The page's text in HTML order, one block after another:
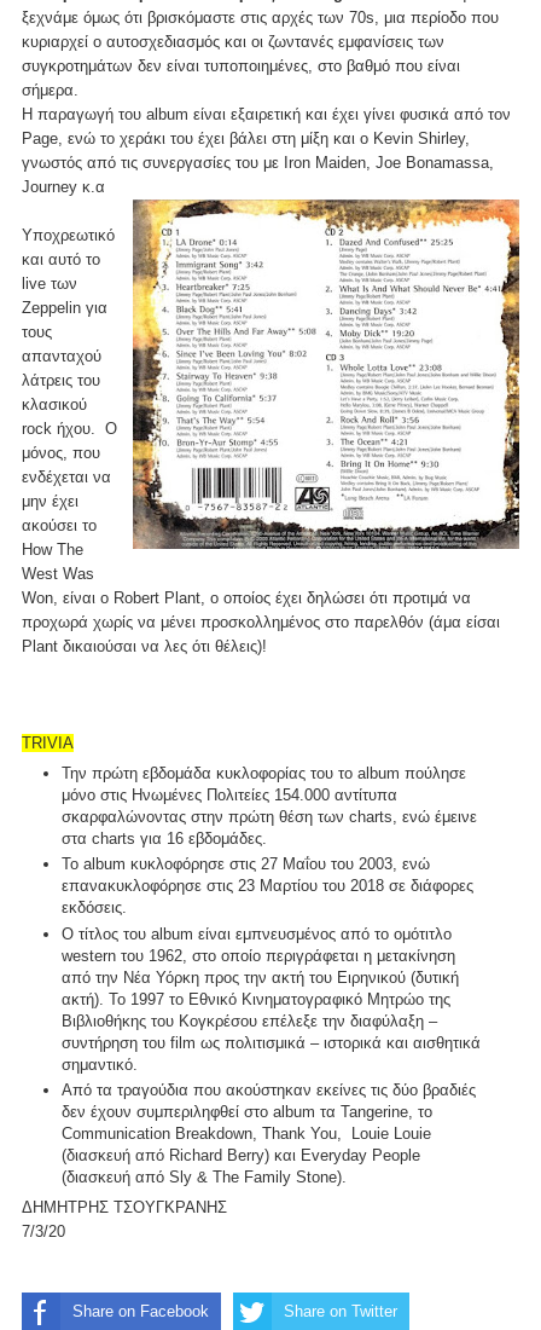
ξεχνάμε όμως ότι βρισκόμαστε στις αρχές των 70s, μια περίοδο που
κυριαρχεί ο αυτοσχεδιασμός και οι ζωντανές εμφανίσεις των
συγκροτημάτων δεν είναι τυποποιημένες, στο βαθμό που είναι
σήμερα.
Η παραγωγή του album είναι εξαιρετική και έχει γίνει φυσικά από τον
Page, ενώ το χεράκι του έχει βάλει στη μίξη και ο Kevin Shirley,
γνωστός από τις συνεργασίες του με Iron Maiden, Joe Bonamassa,
Journey κ.α
Υποχρεωτικό
και αυτό το
live των
Zeppelin για
τους
απανταχού
λάτρεις του
κλασικού
rock ήχου. Ο
μόνος, που
ενδέχεται να
μην έχει
ακούσει το
How The
West Was
Won, είναι ο Robert Plant, ο οποίος έχει δηλώσει ότι προτιμά να
προχωρά χωρίς να μένει προσκολλημένος στο παρελθόν (άμα είσαι
Plant δικαιούσαι να λες ότι θέλεις)!
TRIVIA
Την πρώτη εβδομάδα κυκλοφορίας του το album πούλησε
μόνο στις Ηνωμένες Πολιτείες 154.000 αντίτυπα
σκαρφαλώνοντας στην πρώτη θέση των charts, ενώ έμεινε
στα charts για 16 εβδομάδες.
Το album κυκλοφόρησε στις 27 Μαΐου του 2003, ενώ
επανακυκλοφόρησε στις 23 Μαρτίου του 2018 σε διάφορες
εκδόσεις.
Ο τίτλος του album είναι εμπνευσμένος από το ομότιτλο
western του 1962, στο οποίο περιγράφεται η μετακίνηση
από την Νέα Υόρκη προς την ακτή του Ειρηνικού (δυτική
ακτή). Το 1997 το Εθνικό Κινηματογραφικό Μητρώο της
Βιβλιοθήκης του Κογκρέσου επέλεξε την διαφύλαξη –
συντήρηση του film ως πολιτισμικά – ιστορικά και αισθητικά
σημαντικό.
Από τα τραγούδια που ακούστηκαν εκείνες τις δύο βραδιές
δεν έχουν συμπεριληφθεί στο album τα Tangerine, το
Communication Breakdown, Thank You, Louie Louie
(διασκευή από Richard Berry) και Everyday People
(διασκευή από Sly & The Family Stone).
ΔΗΜΗΤΡΗΣ ΤΣΟΥΓΚΡΑΝΗΣ
7/3/20
Share on Facebook Share on Twitter